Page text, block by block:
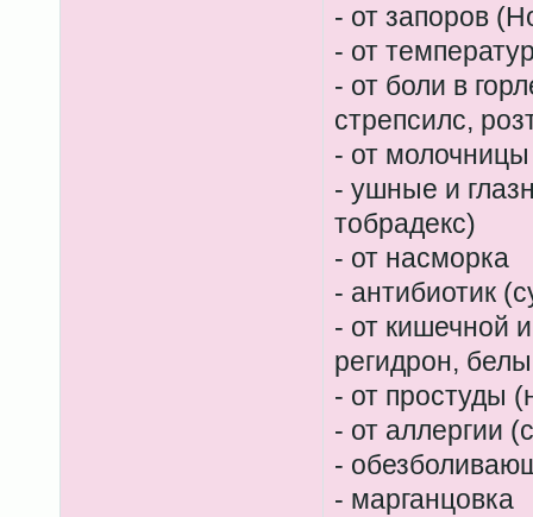
- от запоров
- от
- от боли в
стрепсилс,
- от
- ушные и
тобрадекс)
- от насморка
- антибиотик
- от кишечной
регидрон,
- от простуды
- от аллергии
-
- марганцовка